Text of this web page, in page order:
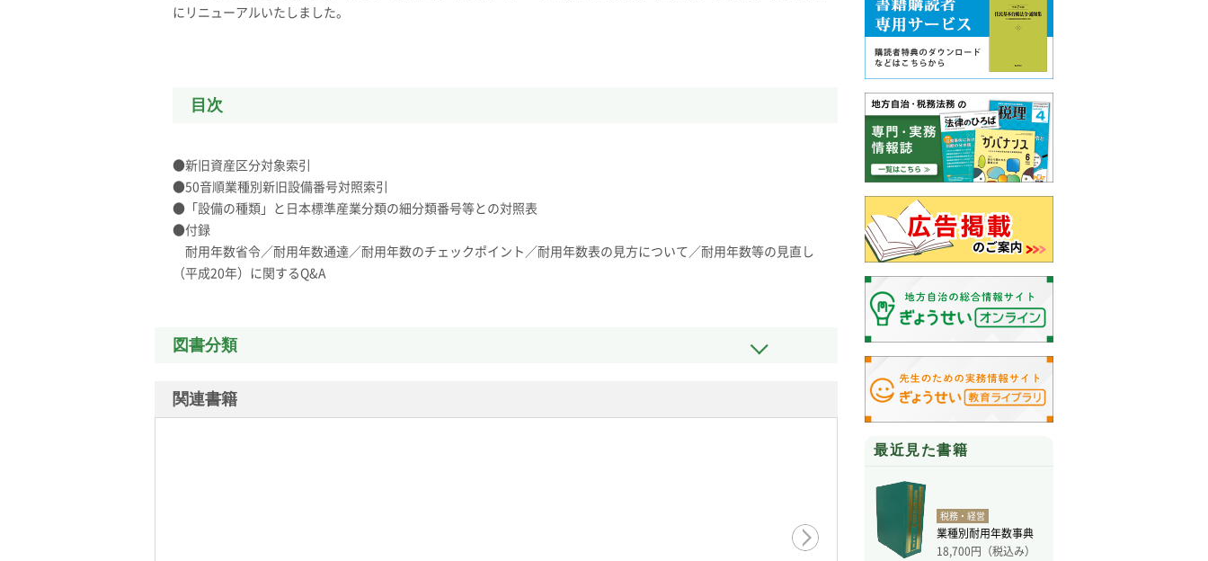
にリニューアルいたしました。
目次
●新旧資産区分対象索引
●50音順業種別新旧設備番号対照索引
●「設備の種類」と日本標準産業分類の細分類番号等との対照表
●付録
耐用年数省令／耐用年数通達／耐用年数のチェックポイント／耐用年数表の見方について／耐用年数等の見直し
（平成20年）に関するQ&A
図書分類
関連書籍
最近見た書籍
税務・経営
業種別耐用年数事典
18,700円（税込み）